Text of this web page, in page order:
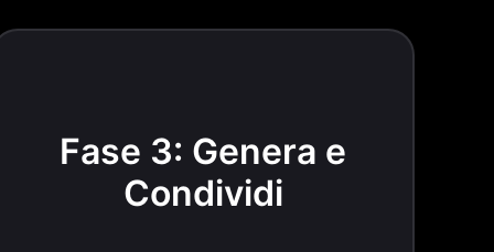
Fase 3: Genera e
Condividi